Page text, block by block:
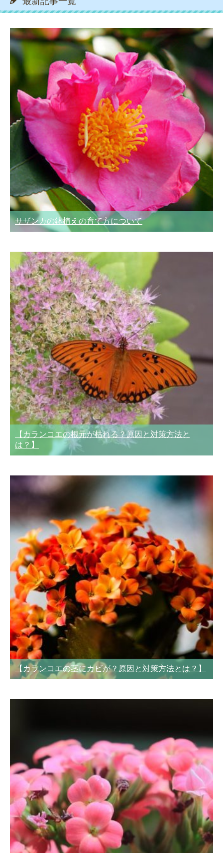
サザンカの鉢植えの育て方について
【カランコエの根元が枯れる？原因と対策方法と
は？】
【カランコエの茎にカビが？原因と対策方法とは？】